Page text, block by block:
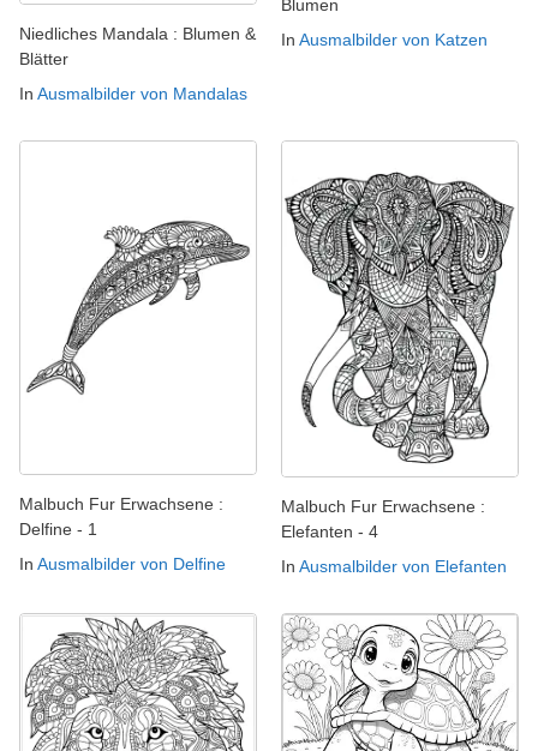
Niedliches Mandala : Blumen &
Blätter
In Ausmalbilder von Mandalas
Blumen
In Ausmalbilder von Katzen
Malbuch Fur Erwachsene :
Delfine - 1
In Ausmalbilder von Delfine
Malbuch Fur Erwachsene :
Elefanten - 4
In Ausmalbilder von Elefanten